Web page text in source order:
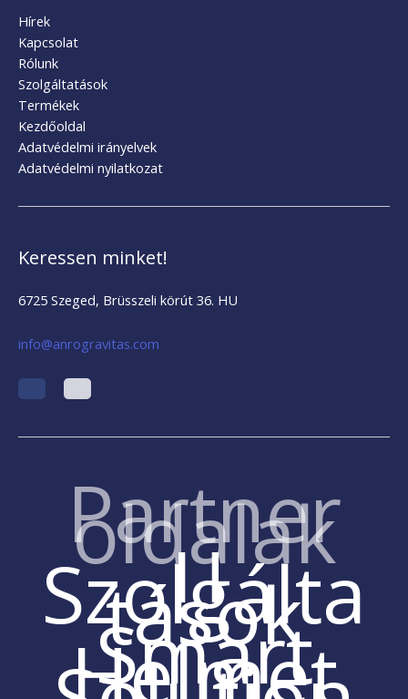
Hírek
Kapcsolat
Rólunk
Szolgáltatások
Termékek
Kezdőoldal
Adatvédelmi irányelvek
Adatvédelmi nyilatkozat
Keressen minket!
6725 Szeged, Brüsszeli körút 36. HU
info@anrogravitas.com
Partner
oldalak
IT
Szolgálta
tások
Smart
Helmet